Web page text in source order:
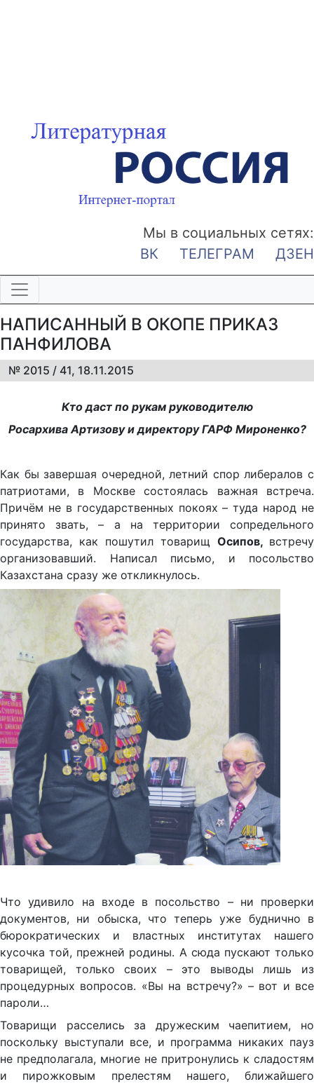
Мы в социальных сетях:
ВК
ТЕЛЕГРАМ ДЗЕН
НАПИСАННЫЙ В ОКОПЕ ПРИКАЗ
ПАНФИЛОВА
№ 2015 / 41, 18.11.2015
Кто даст по рукам руководителю
Росархива Артизову и директору ГАРФ Мироненко?
Как бы завершая очередной, летний спор либералов с
патриотами, в Москве состоялась важная встреча.
Причём не в государственных покоях – туда народ не
принято звать, – а на территории сопредельного
государства, как пошутил товарищ Осипов, встречу
организовавший. Написал письмо, и посольство
Казахстана сразу же откликнулось.
Что удивило на входе в посольство – ни проверки
документов, ни обыска, что теперь уже буднично в
бюрократических и властных институтах нашего
кусочка той, прежней родины. А сюда пускают только
товарищей, только своих – это выводы лишь из
процедурных вопросов. «Вы на встречу?» – вот и все
пароли…
Товарищи расселись за дружеским чаепитием, но
поскольку выступали все, и программа никаких пауз
не предполагала, многие не притронулись к сладостям
и пирожковым прелестям нашего, ближайшего